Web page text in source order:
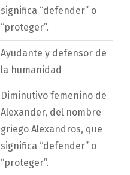
significa “defender” o
“proteger”.
Ayudante y defensor de
la humanidad
Diminutivo femenino de
Alexander, del nombre
griego Alexandros, que
significa “defender” o
“proteger”.